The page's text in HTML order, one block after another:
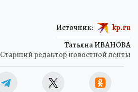
Татьяна ИВАНОВА
Старший редактор новостной ленты
Источник: kp.ru